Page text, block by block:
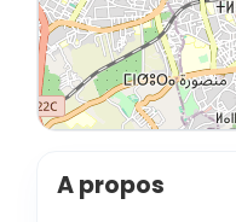
A propos